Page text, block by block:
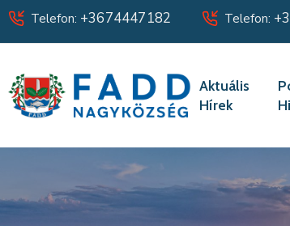
Telefon: +3674447182 Telefon:
Aktuális
Hírek